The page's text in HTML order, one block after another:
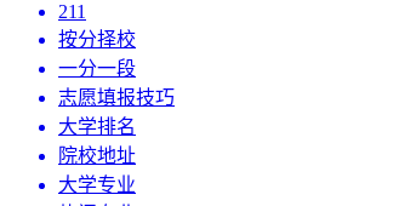
211
按分择校
一分一段
志愿填报技巧
大学排名
院校地址
大学专业